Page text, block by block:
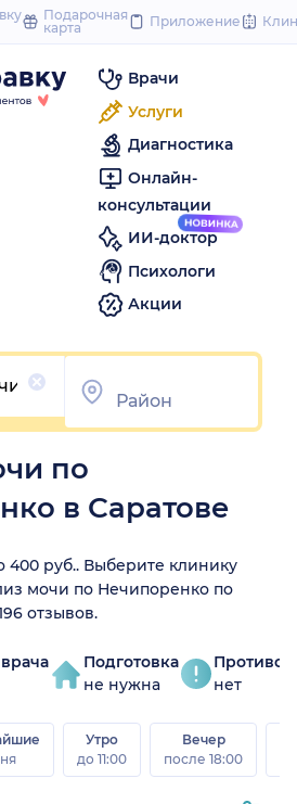
to
Закрыть
Подарочная
карта
Приложение
Врачи
Услуги
Диагностика
Онлайн-
консультации
ИИ-доктор
Психологи
Акции
по
в Саратове
400 руб.. Выберите клинику
мочи по Нечипоренко по
отзывов.
Подготовка
не нужна
нет
Утро
до 11:00
Вечер
после 18:00